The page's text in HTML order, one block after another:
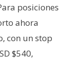
posiciones
ahora
con un stop
$540,